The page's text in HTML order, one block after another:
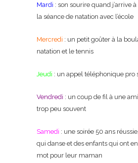
Mardi : son sourire quand j’arrive
la séance de natation avec l’école
Mercredi : un petit goûter à la
natation et le tennis
Jeudi : un appel téléphonique pro
Vendredi : un coup de fil à une
trop peu souvent
Samedi : une soirée 50 ans
qui danse et des enfants qui ont
mot pour leur maman